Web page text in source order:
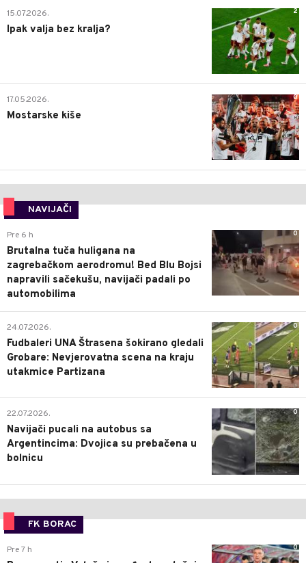
2
15.07.2026.
Ipak valja bez kralja?
0
17.05.2026.
Mostarske kiše
NAVIJAČI
0
Pre 6 h
Brutalna tuča huligana na
zagrebačkom aerodromu! Bed Blu Bojsi
napravili sačekušu, navijači padali po
automobilima
0
24.07.2026.
Fudbaleri UNA Štrasena šokirano gledali
Grobare: Nevjerovatna scena na kraju
utakmice Partizana
0
22.07.2026.
Navijači pucali na autobus sa
Argentincima: Dvojica su prebačena u
bolnicu
FK BORAC
0
Pre 7 h